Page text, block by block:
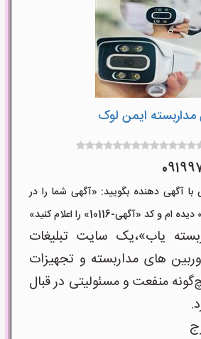
ایمن لوک
آگهی دهنده بگویید: «آگهی شما را در
«آگهی-10116» را اعلام کنید»
یاب»،یک سایت تبلیغات
های مداربسته و تجهیزات
منفعت و مسئولیتی در قبال